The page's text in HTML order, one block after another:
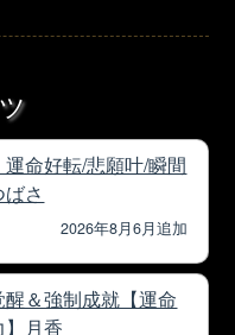
命好転/悲願叶/瞬間
さ
2026年8月6月追加
＆強制成就【運命
月香